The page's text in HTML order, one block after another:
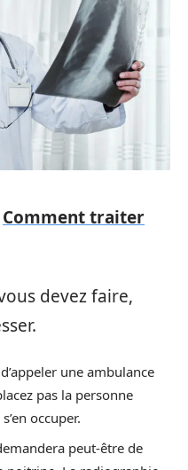
Comment traiter
devez faire,
une ambulance
pas la personne
occuper.
peut-être de